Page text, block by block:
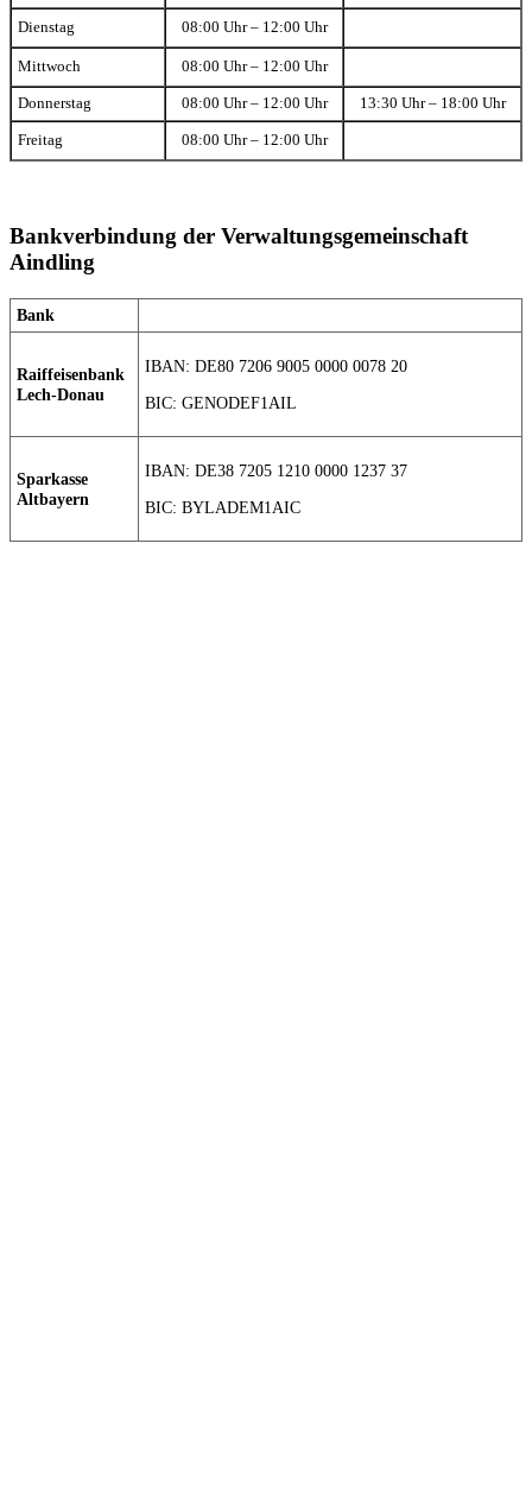
Dienstag 08:00 Uhr – 12:00 Uhr
Mittwoch 08:00 Uhr – 12:00 Uhr
Donnerstag 08:00 Uhr – 12:00 Uhr 13:30 Uhr – 18:00 Uhr
Freitag 08:00 Uhr – 12:00 Uhr
Bankverbindung der Verwaltungsgemeinschaft
Aindling
Bank
Raiffeisenbank
Lech-Donau
IBAN: DE80 7206 9005 0000 0078 20
BIC: GENODEF1AIL
Sparkasse
Altbayern
IBAN: DE38 7205 1210 0000 1237 37
BIC: BYLADEM1AIC